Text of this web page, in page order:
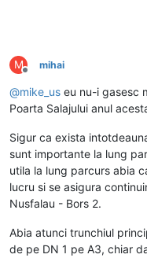
M
Deconectat
mihai
@mike_us eu nu-i gasesc
Poarta Salajului anul
Sigur ca exista
sunt importante la lung
utila la lung parcurs abia
lucru si se asigura
Nusfalau - Bors 2.
Abia atunci trunchiul
de pe DN 1 pe A3, chiar